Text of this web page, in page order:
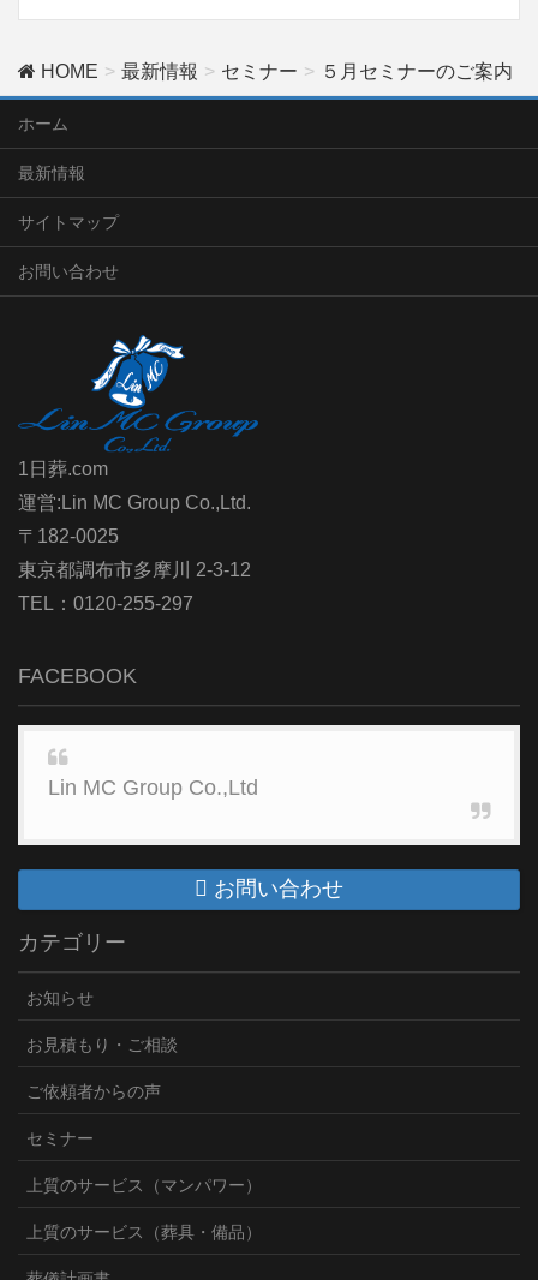
HOME 最新情報 セミナー ５月セミナーのご案内
ホーム
最新情報
サイトマップ
お問い合わせ
1日葬.com
運営:Lin MC Group Co.,Ltd.
〒182-0025
東京都調布市多摩川 2-3-12
TEL：0120-255-297
FACEBOOK
Lin MC Group Co.,Ltd
お問い合わせ
カテゴリー
お知らせ
お見積もり・ご相談
ご依頼者からの声
セミナー
上質のサービス（マンパワー）
上質のサービス（葬具・備品）